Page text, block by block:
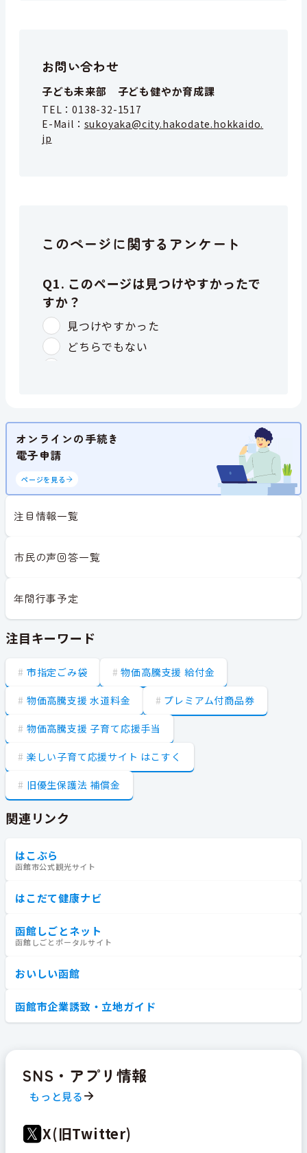
お問い合わせ
子ども未来部 子ども健やか育成課
TEL：0138-32-1517
E-Mail： sukoyaka@city.hakodate.hokkaido.
jp
このページに関するアンケート
オンラインの手続き
電子申請
ページを見る
注目情報一覧
市民の声回答一覧
年間行事予定
注目キーワード
市指定ごみ袋 物価高騰支援 給付金
物価高騰支援 水道料金 プレミアム付商品券
物価高騰支援 子育て応援手当
楽しい子育て応援サイト はこすく
旧優生保護法 補償金
関連リンク
はこぶら
函館市公式観光サイト
はこだて健康ナビ
函館しごとネット
函館しごとポータルサイト
おいしい函館
函館市企業誘致・立地ガイド
SNS・アプリ情報
もっと見る
X(旧Twitter)